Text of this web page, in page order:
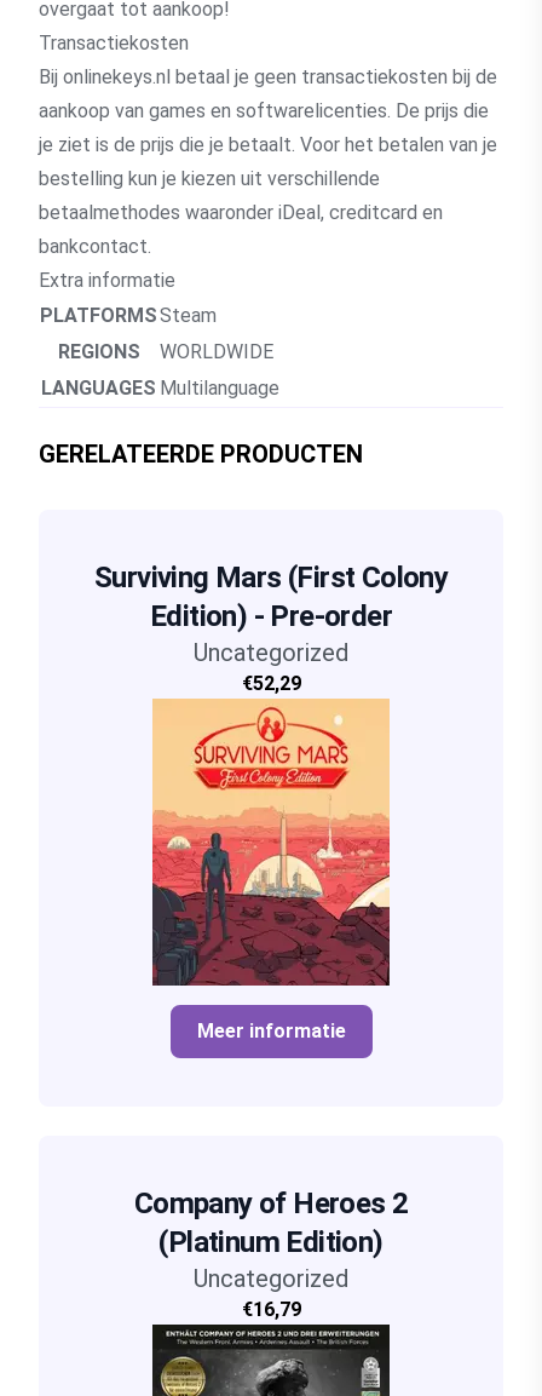
overgaat tot aankoop!
Transactiekosten
Bij onlinekeys.nl betaal je geen transactiekosten bij de
aankoop van games en softwarelicenties. De prijs die
je ziet is de prijs die je betaalt. Voor het betalen van je
bestelling kun je kiezen uit verschillende
betaalmethodes waaronder iDeal, creditcard en
bankcontact.
Extra informatie
PLATFORMSSteam
REGIONS
WORLDWIDE
LANGUAGES Multilanguage
GERELATEERDE PRODUCTEN
Surviving Mars (First Colony
Edition) - Pre-order
Uncategorized
€52,29
Meer informatie
Company of Heroes 2
(Platinum Edition)
Uncategorized
€16,79